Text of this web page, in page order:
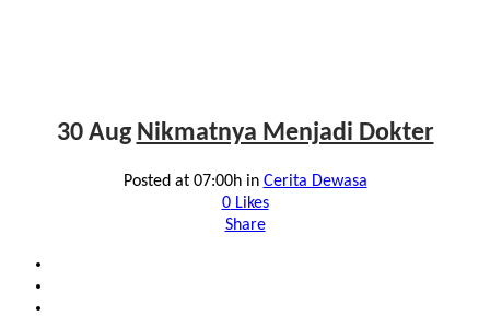
30 Aug Nikmatnya Menjadi Dokter
Posted at 07:00hin Cerita Dewasa
0Likes
Share